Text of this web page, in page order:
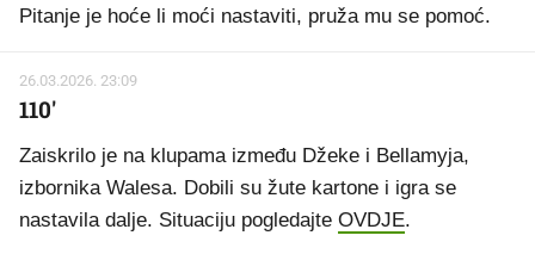
Pitanje je hoće li moći nastaviti, pruža mu se pomoć.
26.03.2026. 23:09
110'
Zaiskrilo je na klupama između Džeke i Bellamyja,
izbornika Walesa. Dobili su žute kartone i igra se
nastavila dalje. Situaciju pogledajte OVDJE.